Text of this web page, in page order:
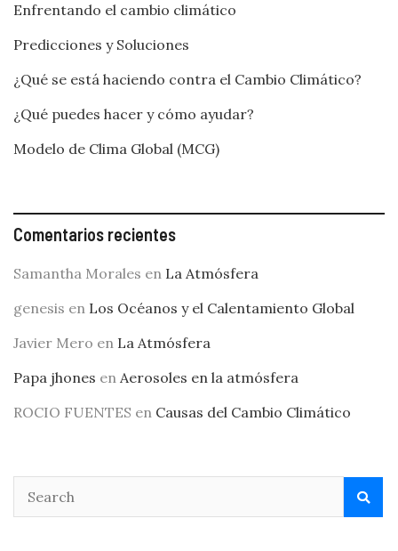
Enfrentando el cambio climático
Predicciones y Soluciones
¿Qué se está haciendo contra el Cambio Climático?
¿Qué puedes hacer y cómo ayudar?
Modelo de Clima Global (MCG)
Comentarios recientes
Samantha Morales en La Atmósfera
genesis en Los Océanos y el Calentamiento Global
Javier Mero en La Atmósfera
Papa jhones en Aerosoles en la atmósfera
ROCIO FUENTES en Causas del Cambio Climático